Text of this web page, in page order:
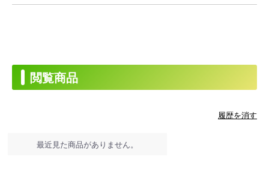
閲覧商品
履歴を消す
最近見た商品がありません。